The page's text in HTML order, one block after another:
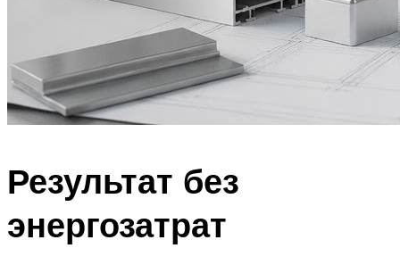
Результат без
энергозатрат